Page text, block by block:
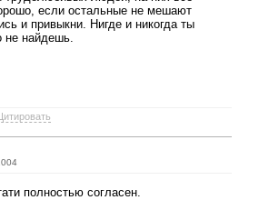
если остальные не мешают
и привыкни. Нигде и никогда ты
не найдешь.
полностью согласен.